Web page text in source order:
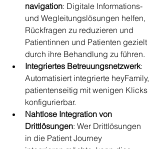
navigation: Digitale Informations-
und Wegleitungslösungen helfen,
Rückfragen zu reduzieren und
Patientinnen und Patienten gezielt
durch ihre Behandlung zu führen.
Integriertes Betreuungsnetzwerk:
Automatisiert integrierte heyFamily,
patientenseitig mit wenigen Klicks
konfigurierbar.
Nahtlose Integration von
Drittlösungen: Wer Drittlösungen
in die Patient Journey